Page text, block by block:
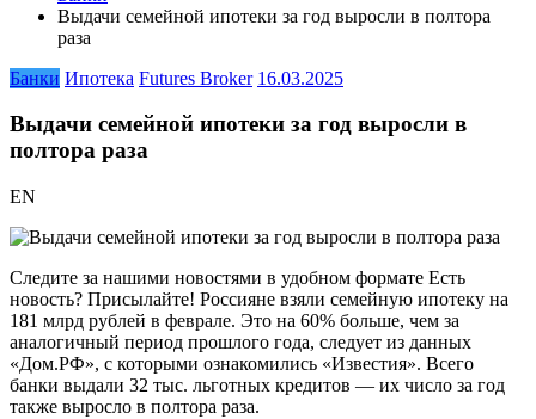
Выдачи семейной ипотеки за год выросли в полтора
раза
Банки Ипотека Futures Broker 16.03.2025
Выдачи семейной ипотеки за год выросли в
полтора раза
EN
Следите за нашими новостями в удобном формате Есть
новость? Присылайте! Россияне взяли семейную ипотеку на
181 млрд рублей в феврале. Это на 60% больше, чем за
аналогичный период прошлого года, следует из данных
«Дом.РФ», с которыми ознакомились «Известия». Всего
банки выдали 32 тыс. льготных кредитов — их число за год
также выросло в полтора раза.